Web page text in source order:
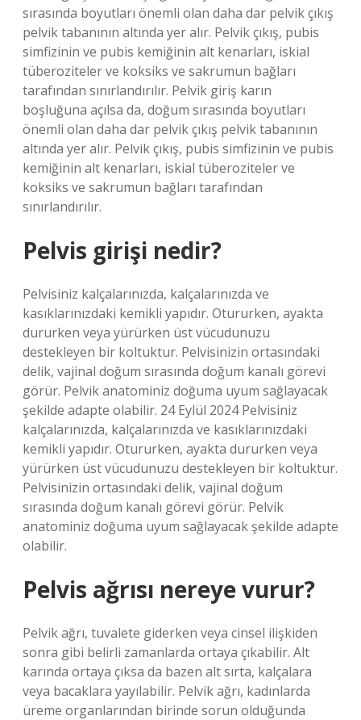
sırasında boyutları önemli olan daha dar pelvik çıkış
pelvik tabanının altında yer alır. Pelvik çıkış, pubis
simfizinin ve pubis kemiğinin alt kenarları, iskial
tüberoziteler ve koksiks ve sakrumun bağları
tarafından sınırlandırılır. Pelvik giriş karın
boşluğuna açılsa da, doğum sırasında boyutları
önemli olan daha dar pelvik çıkış pelvik tabanının
altında yer alır. Pelvik çıkış, pubis simfizinin ve pubis
kemiğinin alt kenarları, iskial tüberoziteler ve
koksiks ve sakrumun bağları tarafından
sınırlandırılır.
Pelvis girişi nedir?
Pelvisiniz kalçalarınızda, kalçalarınızda ve
kasıklarınızdaki kemikli yapıdır. Otururken, ayakta
dururken veya yürürken üst vücudunuzu
destekleyen bir koltuktur. Pelvisinizin ortasındaki
delik, vajinal doğum sırasında doğum kanalı görevi
görür. Pelvik anatominiz doğuma uyum sağlayacak
şekilde adapte olabilir. 24 Eylül 2024 Pelvisiniz
kalçalarınızda, kalçalarınızda ve kasıklarınızdaki
kemikli yapıdır. Otururken, ayakta dururken veya
yürürken üst vücudunuzu destekleyen bir koltuktur.
Pelvisinizin ortasındaki delik, vajinal doğum
sırasında doğum kanalı görevi görür. Pelvik
anatominiz doğuma uyum sağlayacak şekilde adapte
olabilir.
Pelvis ağrısı nereye vurur?
Pelvik ağrı, tuvalete giderken veya cinsel ilişkiden
sonra gibi belirli zamanlarda ortaya çıkabilir. Alt
karında ortaya çıksa da bazen alt sırta, kalçalara
veya bacaklara yayılabilir. Pelvik ağrı, kadınlarda
üreme organlarından birinde sorun olduğunda